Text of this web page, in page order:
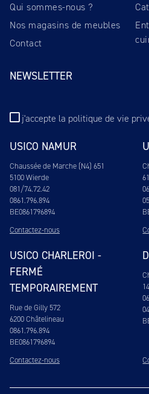
Qui sommes-nous ?
Nos magasins de meubles
Contact
NEWSLETTER
j'accepte la politique de vie
USICO NAMUR
Chaussée de Marche (N4) 651
5100 Wierde
081/74.72.42
0861.796.894
BE0861796894
Contactez-nous
USICO CHARLEROI -
FERMÉ
TEMPORAIREMENT
Rue de Gilly 572
6200 Châtelineau
0861.796.894
BE0861796894
Contactez-nous